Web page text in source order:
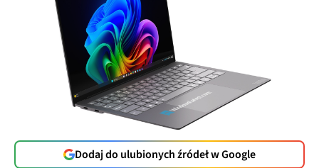
Dodaj do ulubionych źródeł w Google